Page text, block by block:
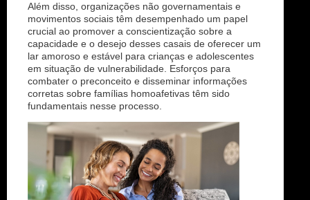
Além disso, organizações não governamentais e
movimentos sociais têm desempenhado um papel
crucial ao promover a conscientização sobre a
capacidade e o desejo desses casais de oferecer um
lar amoroso e estável para crianças e adolescentes
em situação de vulnerabilidade. Esforços para
combater o preconceito e disseminar informações
corretas sobre famílias homoafetivas têm sido
fundamentais nesse processo.